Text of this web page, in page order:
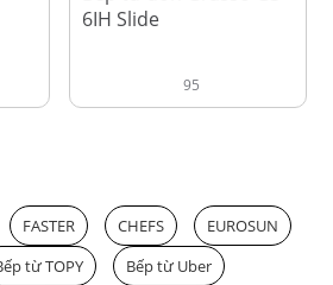
6IH Slide
95
FASTER CHEFS
EUROSUN
từ TOPY
Bếp từ Uber